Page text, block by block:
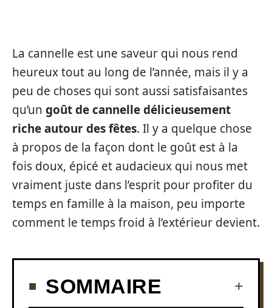
La cannelle est une saveur qui nous rend
heureux tout au long de l’année, mais il y a
peu de choses qui sont aussi satisfaisantes
qu’un goût de cannelle délicieusement
riche autour des fêtes. Il y a quelque chose
à propos de la façon dont le goût est à la
fois doux, épicé et audacieux qui nous met
vraiment juste dans l’esprit pour profiter du
temps en famille à la maison, peu importe
comment le temps froid à l’extérieur devient.
SOMMAIRE